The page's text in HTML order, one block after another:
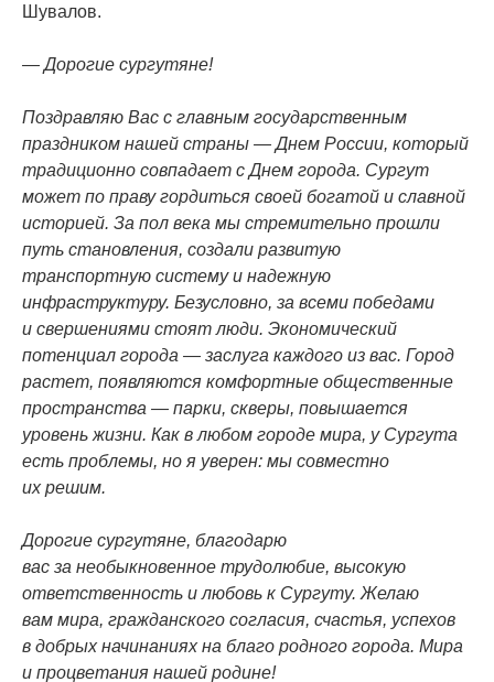
Шувалов.
— Дорогие сургутяне!
Поздравляю Вас с главным государственным
праздником нашей страны — Днем России, который
традиционно совпадает с Днем города. Сургут
может по праву гордиться своей богатой и славной
историей. За пол века мы стремительно прошли
путь становления, создали развитую
транспортную систему и надежную
инфраструктуру. Безусловно, за всеми победами
и свершениями стоят люди. Экономический
потенциал города — заслуга каждого из вас. Город
растет, появляются комфортные общественные
пространства — парки, скверы, повышается
уровень жизни. Как в любом городе мира, у Сургута
есть проблемы, но я уверен: мы совместно
их решим.
Дорогие сургутяне, благодарю
вас за необыкновенное трудолюбие, высокую
ответственность и любовь к Сургуту. Желаю
вам мира, гражданского согласия, счастья, успехов
в добрых начинаниях на благо родного города. Мира
и процветания нашей родине!